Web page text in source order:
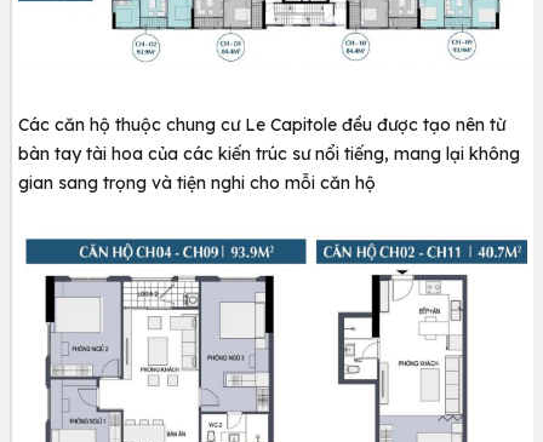
Các căn hộ thuộc chung cư Le Capitole đều được tạo nên từ
bàn tay tài hoa của các kiến trúc sư nổi tiếng, mang lại không
gian sang trọng và tiện nghi cho mỗi căn hộ